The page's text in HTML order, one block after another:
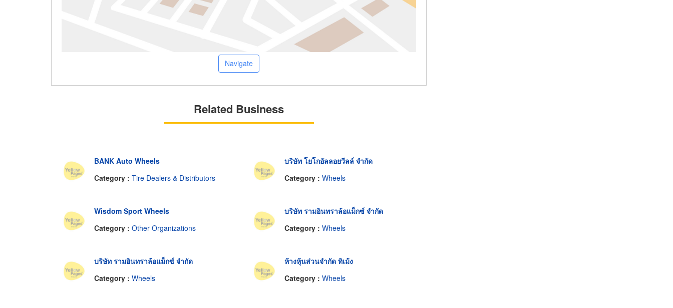
Navigate
Related Business
BANK Auto Wheels
Category : Tire Dealers & Distributors
บริษัท โยโกอัลลอยวีลล์ จำกัด
Category : Wheels
Wisdom Sport Wheels
Category : Other Organizations
บริษัท รามอินทราล้อแม็กซ์ จำกัด
Category : Wheels
บริษัท รามอินทราล้อแม็กซ์ จำกัด
Category : Wheels
ห้างหุ้นส่วนจำกัด ทิเม้ง
Category : Wheels